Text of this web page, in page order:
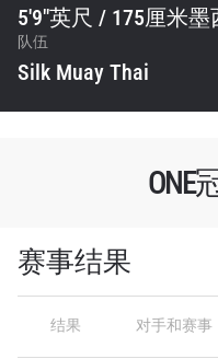
5'9"英尺 / 175厘米墨
队伍
Silk Muay Thai
ONE
赛事结果
结果 对手和赛事